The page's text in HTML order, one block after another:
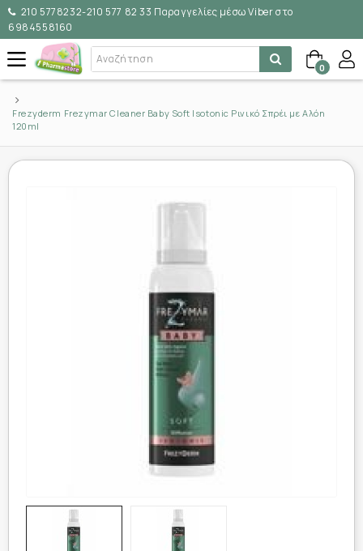
210 5778232-210 577 82 33 Παραγγελίες μέσω Viber στο
6984558160
0
Frezyderm Frezymar Cleaner Baby Soft Isotonic Ρινικό Σπρέι με Αλόη
120ml